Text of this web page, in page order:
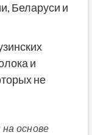
Беларуси и
и
не
основе